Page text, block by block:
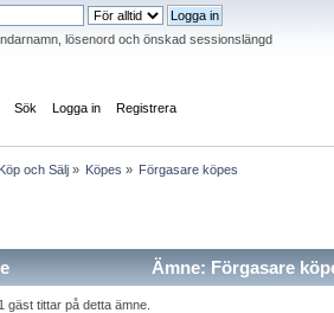
lösenord och önskad sessionslängd
Sök Logga in Registrera
Köp och Sälj» Köpes » Förgasare köpes
Ämne: Förgasare
gäst tittar på detta ämne.